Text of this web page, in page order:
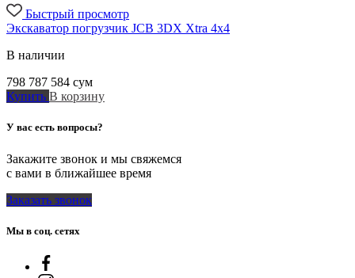
Быстрый просмотр
Экскаватор погрузчик JCB 3DX Xtra 4x4
В наличии
798 787 584 сум
Купить В корзину
У вас есть вопросы?
Закажите звонок и мы свяжемся
с вами в ближайшее время
Заказать звонок
Мы в соц. сетях